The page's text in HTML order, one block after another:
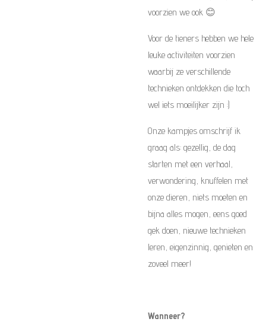
voorzien we ook 😊
Voor de tieners hebben we hele
leuke activiteiten voorzien
waarbij ze verschillende
technieken ontdekken die toch
wel iets moeilijker zijn :)
Onze kampjes omschrijf ik
graag als: gezellig, de dag
starten met een verhaal,
verwondering, knuffelen met
onze dieren, niets moeten en
bijna alles mogen, eens goed
gek doen, nieuwe technieken
leren, eigenzinnig, genieten en
zoveel meer!
Wanneer?